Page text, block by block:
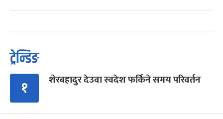
ट्रेन्डिङ
१ शेरबहादुर देउवा स्वदेश फर्किने समय परिवर्तन